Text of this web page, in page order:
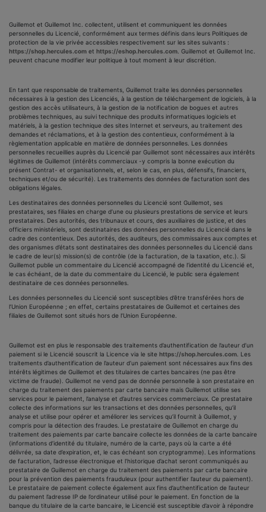
Guillemot et Guillemot Inc. collectent, utilisent et communiquent les données
personnelles du Licencié, conformément aux termes définis dans leurs Politiques de
protection de la vie privée accessibles respectivement sur les sites suivants :
https://shop.hercules.com et https://eshop.hercules.com. Guillemot et Guillemot Inc.
peuvent chacune modifier leur politique à tout moment à leur discrétion.
En tant que responsable de traitements, Guillemot traite les données personnelles
nécessaires à la gestion des Licenciés, à la gestion de téléchargement de logiciels, à la
gestion des accès utilisateurs, à la gestion de la notification de bogues et autres
problèmes techniques, au suivi technique des produits informatiques logiciels et
matériels, à la gestion technique des sites Internet et serveurs, au traitement des
demandes et réclamations, et à la gestion des contentieux, conformément à la
règlementation applicable en matière de données personnelles. Les données
personnelles recueillies auprès du Licencié par Guillemot sont nécessaires aux intérêts
légitimes de Guillemot (intérêts commerciaux -y compris la bonne exécution du
présent Contrat- et organisationnels, et, selon le cas, en plus, défensifs, financiers,
techniques et/ou de sécurité). Les traitements des données de facturation sont des
obligations légales.
Les destinataires des données personnelles du Licencié sont Guillemot, ses
prestataires, ses filiales en charge d’une ou plusieurs prestations de service et leurs
prestataires. Des autorités, des tribunaux et cours, des auxiliaires de justice, et des
officiers ministériels, sont destinataires des données personnelles du Licencié dans le
cadre des contentieux. Des autorités, des auditeurs, des commissaires aux comptes et
des organismes d’états sont destinataires des données personnelles du Licencié dans
le cadre de leur(s) mission(s) de contrôle (de la facturation, de la taxation, etc.). Si
Guillemot publie un commentaire du Licencié accompagné de l’identité du Licencié et,
le cas échéant, de la date du commentaire du Licencié, le public sera également
destinataire de ces données personnelles.
Les données personnelles du Licencié sont susceptibles d’être transférées hors de
l’Union Européenne ; en effet, certains prestataires de Guillemot et certaines des
filiales de Guillemot sont situés hors de l’Union Européenne.
Guillemot est en plus le responsable des traitements d’authentification de l’auteur d’un
paiement si le Licencié souscrit la Licence via le site https://shop.hercules.com. Les
traitements d’authentification de l’auteur d’un paiement sont nécessaires aux fins des
intérêts légitimes de Guillemot et des titulaires de cartes bancaires (ne pas être
victime de fraude). Guillemot ne vend pas de donnée personnelle à son prestataire en
charge du traitement des paiements par carte bancaire mais Guillemot utilise ses
services pour le paiement, l’analyse et d’autres services commerciaux. Ce prestataire
collecte des informations sur les transactions et des données personnelles, qu’il
analyse et utilise pour opérer et améliorer les services qu’il fournit à Guillemot, y
compris pour la détection des fraudes. Le prestataire de Guillemot en charge du
traitement des paiements par carte bancaire collecte les données de la carte bancaire
(informations d’identité du titulaire, numéro de la carte, pays où la carte a été
délivrée, sa date d’expiration, et, le cas échéant son cryptogramme). Les informations
de facturation, l’adresse électronique et l’historique d’achat seront communiqués au
prestataire de Guillemot en charge du traitement des paiements par carte bancaire
pour la prévention des paiements frauduleux (pour authentifier l’auteur du paiement).
Le prestataire de paiement collecte également aux fins d’authentification de l’auteur
du paiement l’adresse IP de l’ordinateur utilisé pour le paiement. En fonction de la
banque du titulaire de la carte bancaire, le Licencié est susceptible d’avoir à répondre